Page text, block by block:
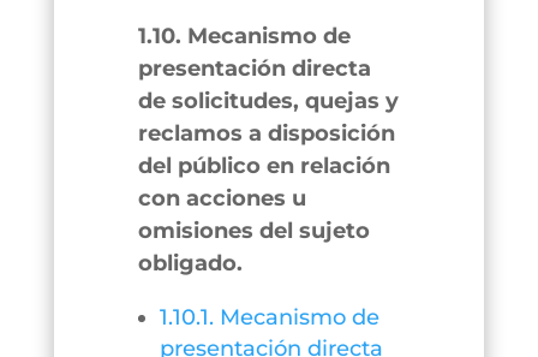
1.10. Mecanismo de
presentación directa
de solicitudes, quejas y
reclamos a disposición
del público en relación
con acciones u
omisiones del sujeto
obligado.
1.10.1. Mecanismo de
presentación directa